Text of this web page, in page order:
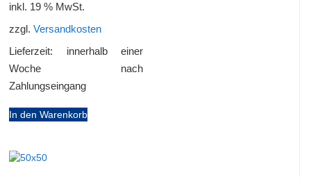
inkl. 19 % MwSt.
zzgl.Versandkosten
Lieferzeit: innerhalb einer
Woche nach
Zahlungseingang
In den Warenkorb